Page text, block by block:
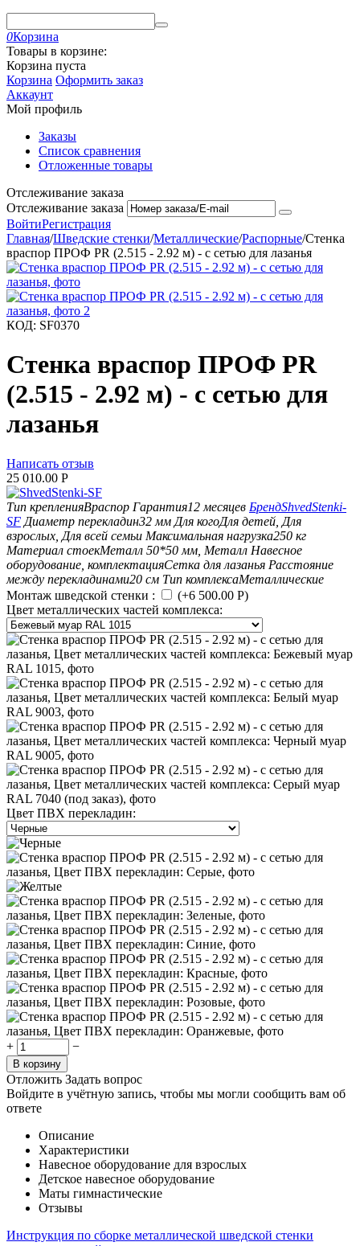
0Корзина
Товары в корзине:
Корзина пуста
Корзина Оформить заказ
Аккаунт
Мой профиль
Заказы
Список сравнения
Отложенные товары
Отслеживание заказа
Отслеживание заказа
ВойтиРегистрация
Главная/Шведские стенки/Металлические/Распорные/Стенка
враспор ПРОФ PR (2.515 - 2.92 м) - с сетью для лазанья
КОД: SF0370
Стенка враспор ПРОФ PR
(2.515 - 2.92 м) - с сетью для
лазанья
Написать отзыв
25 010.00 Р
Тип крепленияВраспор Гарантия12 месяцев БрендShvedStenki-
SF Диаметр перекладин32 мм Для когоДля детей, Для
взрослых, Для всей семьи Максимальная нагрузка250 кг
Материал стоекМеталл 50*50 мм, Металл Навесное
оборудование, комплектацияСетка для лазанья Расстояние
между перекладинами20 см Тип комплексаМеталлические
Монтаж шведской стенки : (+6 500.00 Р)
Цвет металлических частей комплекса:
Цвет ПВХ перекладин:
+ −
В корзину
Отложить Задать вопрос
Войдите в учётную запись, чтобы мы могли сообщить вам об
ответе
Описание
Характеристики
Навесное оборудование для взрослых
Детское навесное оборудование
Маты гимнастические
Отзывы
Инструкция по сборке металлической шведской стенки